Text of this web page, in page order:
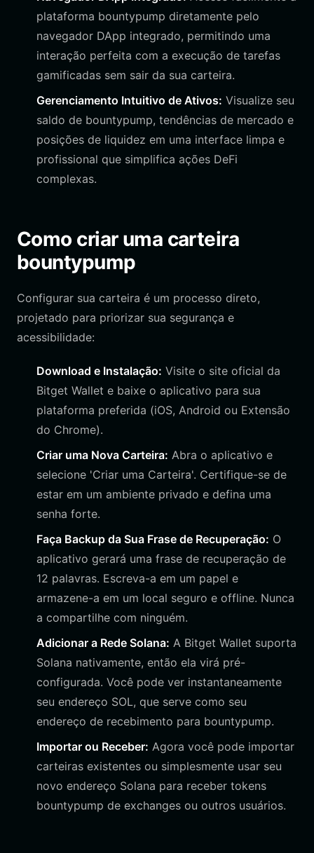
plataforma bountypump diretamente pelo
navegador DApp integrado, permitindo uma
interação perfeita com a execução de tarefas
gamificadas sem sair da sua carteira.
Gerenciamento Intuitivo de Ativos: Visualize seu
saldo de bountypump, tendências de mercado e
posições de liquidez em uma interface limpa e
profissional que simplifica ações DeFi
complexas.
Como criar uma carteira
bountypump
Configurar sua carteira é um processo direto,
projetado para priorizar sua segurança e
acessibilidade:
Download e Instalação: Visite o site oficial da
Bitget Wallet e baixe o aplicativo para sua
plataforma preferida (iOS, Android ou Extensão
do Chrome).
Criar uma Nova Carteira: Abra o aplicativo e
selecione 'Criar uma Carteira'. Certifique-se de
estar em um ambiente privado e defina uma
senha forte.
Faça Backup da Sua Frase de Recuperação: O
aplicativo gerará uma frase de recuperação de
12 palavras. Escreva-a em um papel e
armazene-a em um local seguro e offline. Nunca
a compartilhe com ninguém.
Adicionar a Rede Solana: A Bitget Wallet suporta
Solana nativamente, então ela virá pré-
configurada. Você pode ver instantaneamente
seu endereço SOL, que serve como seu
endereço de recebimento para bountypump.
Importar ou Receber: Agora você pode importar
carteiras existentes ou simplesmente usar seu
novo endereço Solana para receber tokens
bountypump de exchanges ou outros usuários.